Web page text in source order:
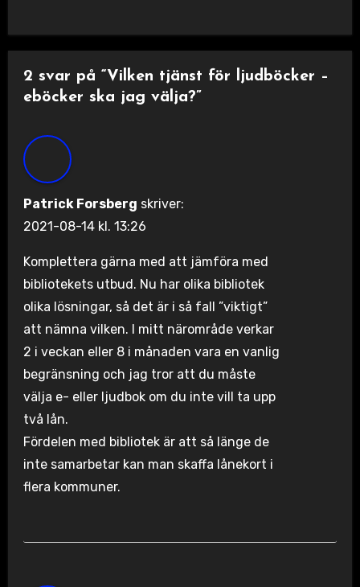
2 svar på “Vilken tjänst för ljudböcker –
eböcker ska jag välja?”
Patrick Forsberg skriver:
2021-08-14 kl. 13:26
Komplettera gärna med att jämföra med
bibliotekets utbud. Nu har olika bibliotek
olika lösningar, så det är i så fall ”viktigt”
att nämna vilken. I mitt närområde verkar
2 i veckan eller 8 i månaden vara en vanlig
begränsning och jag tror att du måste
välja e- eller ljudbok om du inte vill ta upp
två lån.
Fördelen med bibliotek är att så länge de
inte samarbetar kan man skaffa lånekort i
flera kommuner.